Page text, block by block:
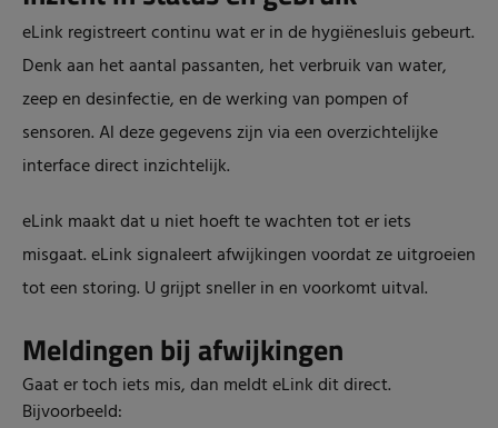
eLink registreert continu wat er in de hygiënesluis gebeurt.
Denk aan het aantal passanten, het verbruik van water,
zeep en desinfectie, en de werking van pompen of
sensoren. Al deze gegevens zijn via een overzichtelijke
interface direct inzichtelijk.
eLink maakt dat u niet hoeft te wachten tot er iets
misgaat. eLink signaleert afwijkingen voordat ze uitgroeien
tot een storing. U grijpt sneller in en voorkomt uitval.
Meldingen bij afwijkingen
Gaat er toch iets mis, dan meldt eLink dit direct.
Bijvoorbeeld: